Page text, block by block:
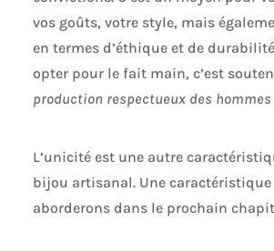
vos goûts, votre style, mais
en termes d’éthique et de
opter pour le fait main, c’est
production respectueux des
L’unicité est une autre
bijou artisanal. Une
aborderons dans le prochain